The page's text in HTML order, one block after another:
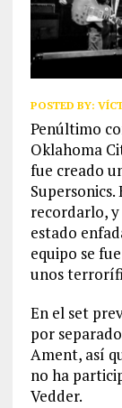
POSTED BY:
Penúltimo
Oklahoma
fue creado
recordarlo,
estado
equipo se
unos
En el set
por
Ament, así
no ha
Vedder.